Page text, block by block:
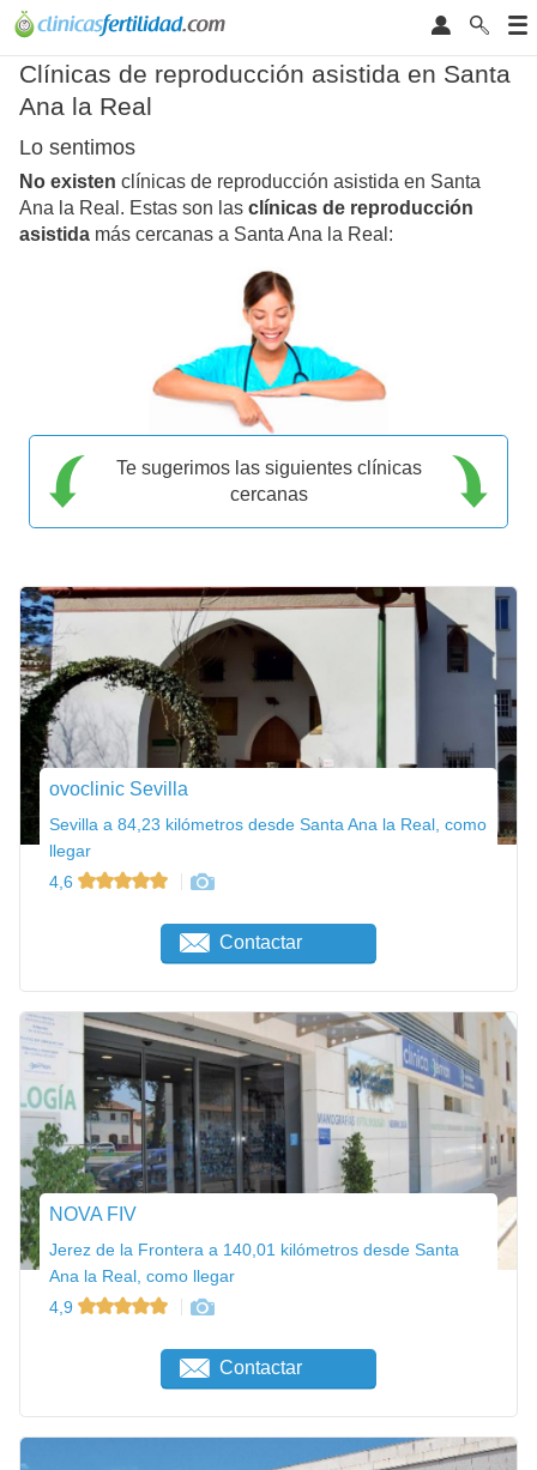
Clínicas de reproducción asistida en Santa
Ana la Real
Lo sentimos
No existen clínicas de reproducción asistida en Santa
Ana la Real. Estas son las clínicas de reproducción
asistida más cercanas a Santa Ana la Real:
Te sugerimos las siguientes clínicas
cercanas
ovoclinic Sevilla
Sevilla a 84,23 kilómetros desde Santa Ana la Real, como
llegar
4,6
Contactar
NOVA FIV
Jerez de la Frontera a 140,01 kilómetros desde Santa
Ana la Real, como llegar
4,9
Contactar